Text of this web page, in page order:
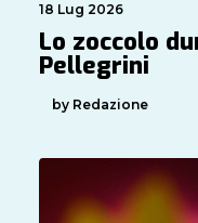
18 Lug 2026
Lo zoccolo
Pellegrini
by Redazione